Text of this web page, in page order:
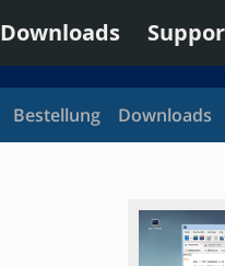
Downloads
Bestellung Downloads